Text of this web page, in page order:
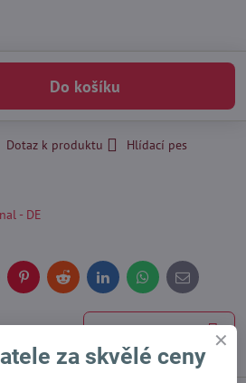
Do košíku
Dotaz k produktu
Hlídací pes
- DE
PinterestReddit LinkedInWhatsApp
E-
mail
Následující produkt
za skvělé ceny